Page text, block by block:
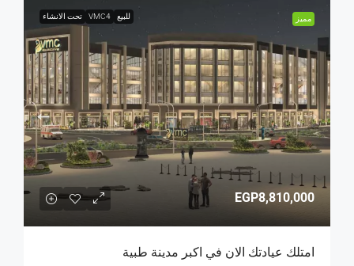
مميز للبيع VMC4 تحت الانشاء
EGP8,810,000
امتلك عيادتك الان في اكبر مدينة طبية